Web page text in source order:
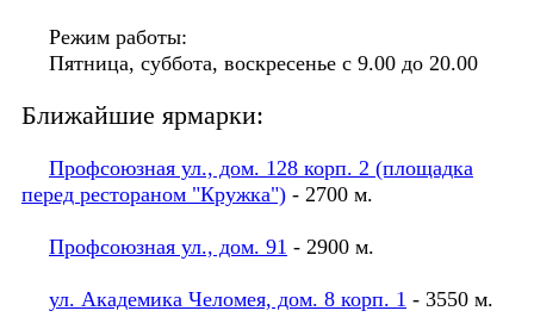
Режим работы:
Пятница, суббота, воскресенье с 9.00 до 20.00
Ближайшие ярмарки:
Профсоюзная ул., дом. 128 корп. 2 (площадка
перед рестораном "Кружка") - 2700 м.
Профсоюзная ул., дом. 91 - 2900 м.
ул. Академика Челомея, дом. 8 корп. 1 - 3550 м.